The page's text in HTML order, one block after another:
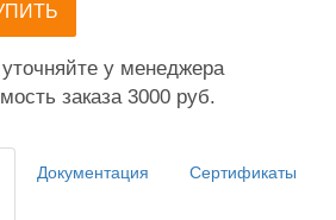
у менеджера
заказа 3000 руб.
Документация Сертификаты